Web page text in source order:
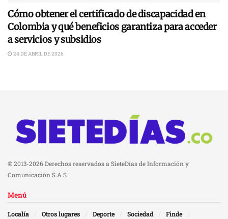
Cómo obtener el certificado de discapacidad en
Colombia y qué beneficios garantiza para acceder
a servicios y subsidios
24 DE ABRIL DE 2026
© 2013-2026 Derechos reservados a SieteDías de Información y
Comunicación S.A.S.
Menú
Localía Otros lugares Deporte Sociedad Finde